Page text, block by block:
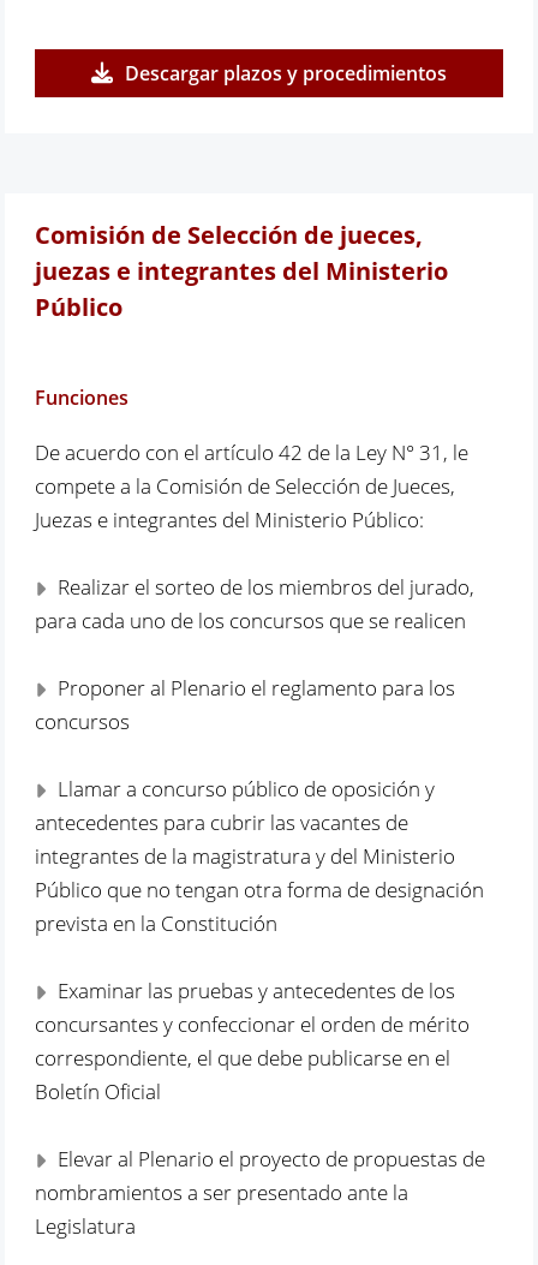
Descargar plazos y procedimientos
Comisión de Selección de jueces,
juezas e integrantes del Ministerio
Público
Funciones
De acuerdo con el artículo 42 de la Ley N° 31, le
compete a la Comisión de Selección de Jueces,
Juezas e integrantes del Ministerio Público:
Realizar el sorteo de los miembros del jurado,
para cada uno de los concursos que se realicen
Proponer al Plenario el reglamento para los
concursos
Llamar a concurso público de oposición y
antecedentes para cubrir las vacantes de
integrantes de la magistratura y del Ministerio
Público que no tengan otra forma de designación
prevista en la Constitución
Examinar las pruebas y antecedentes de los
concursantes y confeccionar el orden de mérito
correspondiente, el que debe publicarse en el
Boletín Oficial
Elevar al Plenario el proyecto de propuestas de
nombramientos a ser presentado ante la
Legislatura